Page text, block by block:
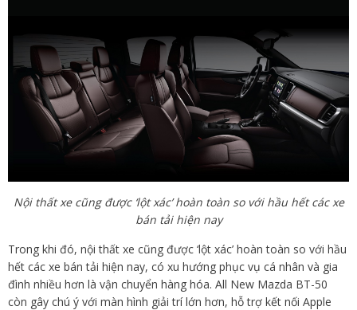
Nội thất xe cũng được ‘lột xác’ hoàn toàn so với hầu hết các xe
bán tải hiện nay
Trong khi đó, nội thất xe cũng được ‘lột xác’ hoàn toàn so với hầu
hết các xe bán tải hiện nay, có xu hướng phục vụ cá nhân và gia
đình nhiều hơn là vận chuyển hàng hóa. All New Mazda BT-50
còn gây chú ý với màn hình giải trí lớn hơn, hỗ trợ kết nối Apple